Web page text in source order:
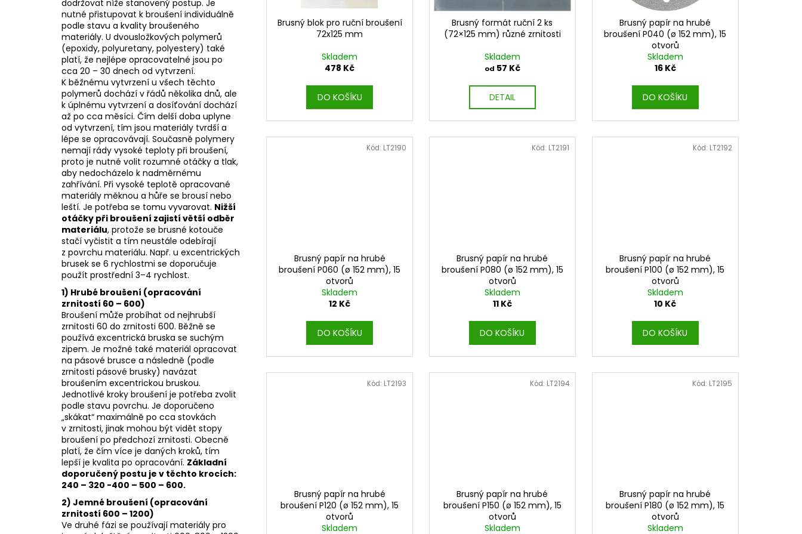
dodržovat níže stanovený postup. Je
nutné přistupovat k broušení individuálně
podle stavu a kvality broušeného
materiály. U dvousložkových polymerů
(epoxidy, polyuretany, polyestery) také
platí, že nejlépe opracovatelné jsou po
cca 20 – 30 dnech od vytvrzení.
K běžnému vytvrzení u všech těchto
polymerů dochází v řádů několika dnů, ale
k úplnému vytvrzení a dosíťování dochází
až po cca měsíci. Čím delší doba uplyne
od vytvrzení, tím jsou materiály tvrdší a
lépe se opracovávají. Současně polymery
nemají rády vysoké teploty při broušení,
proto je nutné volit rozumné otáčky a tlak,
aby nedocházelo k nadměrnému
zahřívání. Při vysoké teplotě opracované
materiály měknou a hůře se brousí nebo
leští. Je potřeba se tomu vyvarovat. Nižší
otáčky při broušení zajistí větší odběr
materiálu, protože se brusné kotouče
stačí vyčistit a tím neustále odebírají
z povrchu materiálu. Např. u excentrických
brusek se 6 rychlostmi se doporučuje
použít prostřední 3–4 rychlost.
1) Hrubé broušení (opracování
zrnitostí 60 – 600)
Broušení může probíhat od nejhrubší
zrnitosti 60 do zrnitosti 600. Běžně se
používá excentrická bruska se suchým
zipem. Je možné také materiál opracovat
na pásové brusce a následně (podle
zrnitosti pásové brusky) navázat
broušením excentrickou bruskou.
Jednotlivé kroky broušení je potřeba zvolit
podle stavu povrchu. Je doporučeno
„skákat“ maximálně po cca stovkách
v zrnitosti, jinak mohou být vidět stopy
broušení po předchozí zrnitosti. Obecně
platí, že čím více je daných kroků, tím
lepší je kvalita po opracování. Základní
doporučený postu je v těchto krocích:
240 – 320 -400 – 500 – 600.
2) Jemné broušení (opracování
zrnitostí 600 – 1200)
Ve druhé fázi se používají materiály pro
Brusný blok pro ruční broušení
72x125 mm
Skladem
478 Kč
DO KOŠÍKU
Brusný formát ruční 2 ks
(72×125 mm) různé zrnitosti
Skladem
od 57 Kč
DETAIL
Brusný papír na hrubé
broušení P040 (ø 152 mm), 15
otvorů
Skladem
16 Kč
DO KOŠÍKU
Brusný papír na hrubé
broušení P060 (ø 152 mm), 15
otvorů
Skladem
12 Kč
DO KOŠÍKU
Kód: LT2190
Brusný papír na hrubé
broušení P080 (ø 152 mm), 15
otvorů
Skladem
11 Kč
DO KOŠÍKU
Kód: LT2191
Brusný papír na hrubé
broušení P100 (ø 152 mm), 15
otvorů
Skladem
10 Kč
DO KOŠÍKU
Kód: LT2192
Brusný papír na hrubé
broušení P120 (ø 152 mm), 15
otvorů
Skladem
Kód: LT2193
Brusný papír na hrubé
broušení P150 (ø 152 mm), 15
otvorů
Skladem
Kód: LT2194
Brusný papír na hrubé
broušení P180 (ø 152 mm), 15
otvorů
Skladem
Kód: LT2195